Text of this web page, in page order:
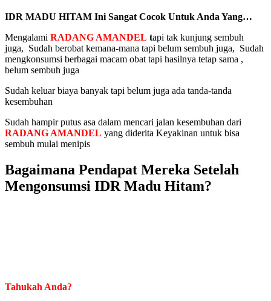
IDR MADU HITAM Ini Sangat Cocok Untuk Anda Yang…
Mengalami RADANG AMANDEL tapi tak kunjung sembuh
juga, Sudah berobat kemana-mana tapi belum sembuh juga, Sudah
mengkonsumsi berbagai macam obat tapi hasilnya tetap sama ,
belum sembuh juga
Sudah keluar biaya banyak tapi belum juga ada tanda-tanda
kesembuhan
Sudah hampir putus asa dalam mencari jalan kesembuhan dari
RADANG AMANDEL yang diderita Keyakinan untuk bisa
sembuh mulai menipis
Bagaimana Pendapat Mereka Setelah
Mengonsumsi IDR Madu Hitam?
Tahukah Anda?